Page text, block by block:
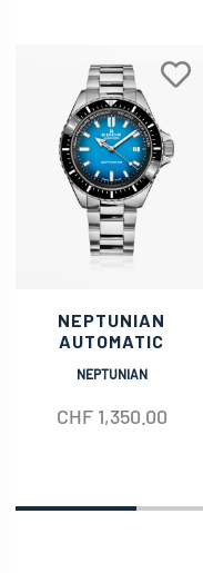
NEPTUNIAN
AUTOMATIC
NEPTUNIAN
CHF1,350.00